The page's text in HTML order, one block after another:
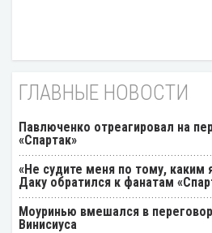
ГЛАВНЫЕ НОВОСТИ
Павлюченко отреагировал на
«Спартак»
«Не судите меня по тому, каким
Даку обратился к фанатам
Моуринью вмешался в
Винисиуса